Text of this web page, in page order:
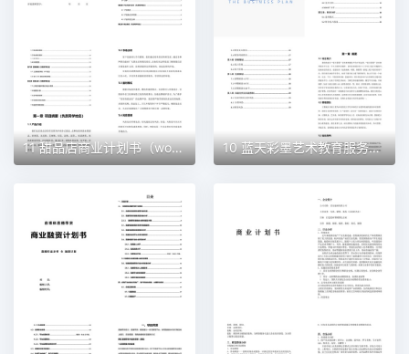
11 甜品店商业计划书（word+ppt配套）创业计划书word模板 10 蓝天彩墨艺术教育服务平台商业计划书（word+ppt配套）创业计划书word模板